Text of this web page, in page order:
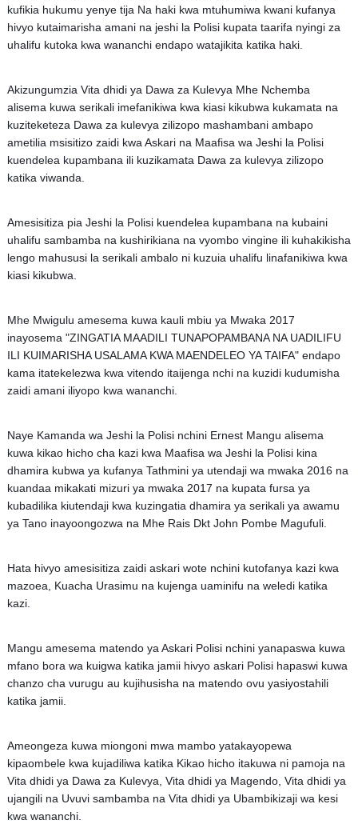
kufikia hukumu yenye tija Na haki kwa mtuhumiwa kwani kufanya
hivyo kutaimarisha amani na jeshi la Polisi kupata taarifa nyingi za
uhalifu kutoka kwa wananchi endapo watajikita katika haki.
Akizungumzia Vita dhidi ya Dawa za Kulevya Mhe Nchemba
alisema kuwa serikali imefanikiwa kwa kiasi kikubwa kukamata na
kuziteketeza Dawa za kulevya zilizopo mashambani ambapo
ametilia msisitizo zaidi kwa Askari na Maafisa wa Jeshi la Polisi
kuendelea kupambana ili kuzikamata Dawa za kulevya zilizopo
katika viwanda.
Amesisitiza pia Jeshi la Polisi kuendelea kupambana na kubaini
uhalifu sambamba na kushirikiana na vyombo vingine ili kuhakikisha
lengo mahususi la serikali ambalo ni kuzuia uhalifu linafanikiwa kwa
kiasi kikubwa.
Mhe Mwigulu amesema kuwa kauli mbiu ya Mwaka 2017
inayosema "ZINGATIA MAADILI TUNAPOPAMBANA NA UADILIFU
ILI KUIMARISHA USALAMA KWA MAENDELEO YA TAIFA" endapo
kama itatekelezwa kwa vitendo itaijenga nchi na kuzidi kudumisha
zaidi amani iliyopo kwa wananchi.
Naye Kamanda wa Jeshi la Polisi nchini Ernest Mangu alisema
kuwa kikao hicho cha kazi kwa Maafisa wa Jeshi la Polisi kina
dhamira kubwa ya kufanya Tathmini ya utendaji wa mwaka 2016 na
kuandaa mikakati mizuri ya mwaka 2017 na kupata fursa ya
kubadilika kiutendaji kwa kuzingatia dhamira ya serikali ya awamu
ya Tano inayoongozwa na Mhe Rais Dkt John Pombe Magufuli.
Hata hivyo amesisitiza zaidi askari wote nchini kutofanya kazi kwa
mazoea, Kuacha Urasimu na kujenga uaminifu na weledi katika
kazi.
Mangu amesema matendo ya Askari Polisi nchini yanapaswa kuwa
mfano bora wa kuigwa katika jamii hivyo askari Polisi hapaswi kuwa
chanzo cha vurugu au kujihusisha na matendo ovu yasiyostahili
katika jamii.
Ameongeza kuwa miongoni mwa mambo yatakayopewa
kipaombele kwa kujadiliwa katika Kikao hicho itakuwa ni pamoja na
Vita dhidi ya Dawa za Kulevya, Vita dhidi ya Magendo, Vita dhidi ya
ujangili na Uvuvi sambamba na Vita dhidi ya Ubambikizaji wa kesi
kwa wananchi.